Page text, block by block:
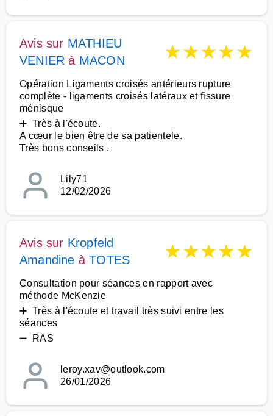
Avis sur MATHIEU
VENIER à MACON ★★★★★
Opération Ligaments croisés antérieurs rupture
complète - ligaments croisés latéraux et fissure
ménisque
➕ Très à l'écoute.
A cœur le bien être de sa patientele.
Très bons conseils .
Lily71
12/02/2026
Avis sur Kropfeld
Amandine àTOTES ★★★★★
Consultation pour séances en rapport avec
méthode McKenzie
➕ Très à l'écoute et travail très suivi entre les
séances
➖ RAS
leroy.xav@outlook.com
26/01/2026